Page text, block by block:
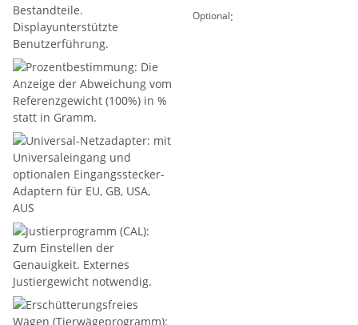
Optional: